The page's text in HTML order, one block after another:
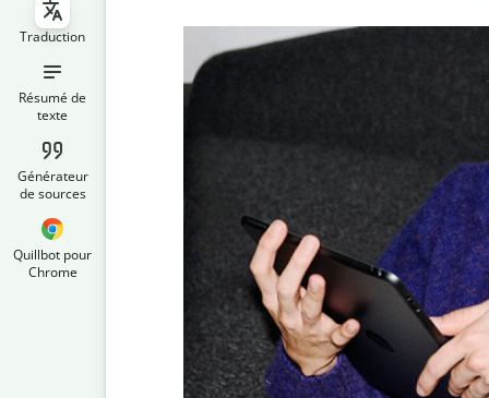
Traduction
Résumé de
texte
Générateur
de sources
Quillbot pour
Chrome